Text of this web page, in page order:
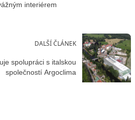
interiérem
DALŠÍ ČLÁNEK
spolupráci s italskou
společností Argoclima